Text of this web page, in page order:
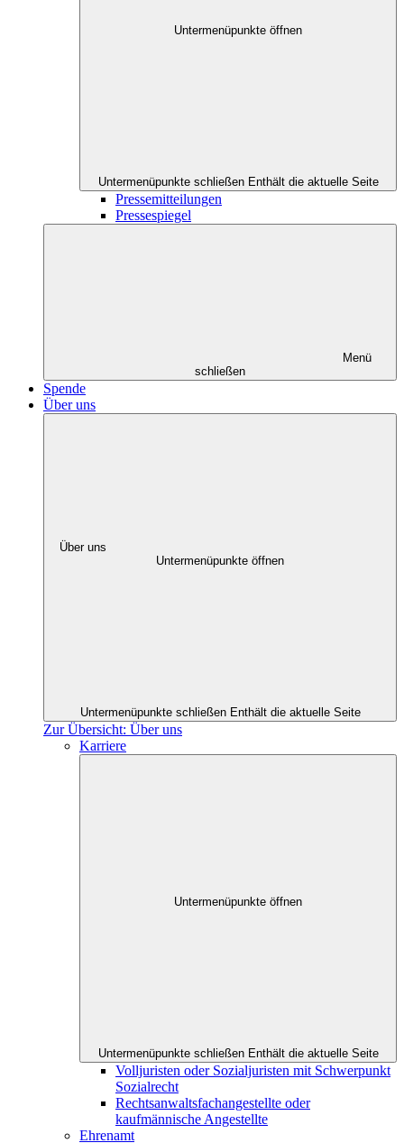
Untermenüpunkte öffnen
Untermenüpunkte schließen Enthält die aktuelle Seite
Pressemitteilungen
Pressespiegel
Menü
schließen
Spende
Über uns
Über uns
Untermenüpunkte öffnen
Untermenüpunkte schließen Enthält die aktuelle Seite
Zur Übersicht: Über uns
Karriere
Untermenüpunkte öffnen
Untermenüpunkte schließen Enthält die aktuelle Seite
Volljuristen oder Sozialjuristen mit Schwerpunkt
Sozialrecht
Rechtsanwaltsfachangestellte oder
kaufmännische Angestellte
Ehrenamt